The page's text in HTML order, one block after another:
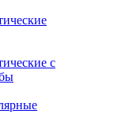
с